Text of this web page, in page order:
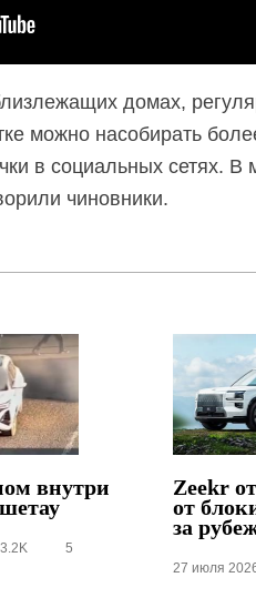
домах,
можно насобирать
в социальных сетях.
чиновники.
внутри
3.2K 5
Zeekr
от
за
27 июля